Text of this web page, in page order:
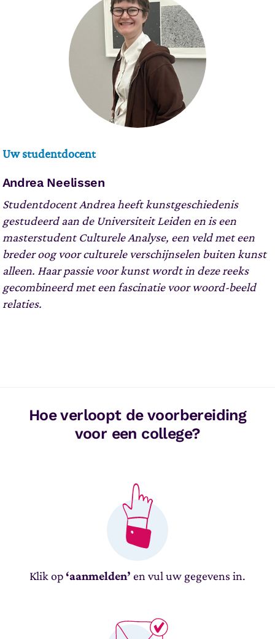
Uw studentdocent
Andrea Neelissen
Studentdocent Andrea heeft kunstgeschiedenis
gestudeerd aan de Universiteit Leiden en is een
masterstudent Culturele Analyse, een veld met een
breder oog voor culturele verschijnselen buiten kunst
alleen. Haar passie voor kunst wordt in deze reeks
gecombineerd met een fascinatie voor woord-beeld
relaties.
Hoe verloopt de voorbereiding
voor een college?
Klik op ‘aanmelden’ en vul uw gegevens in.